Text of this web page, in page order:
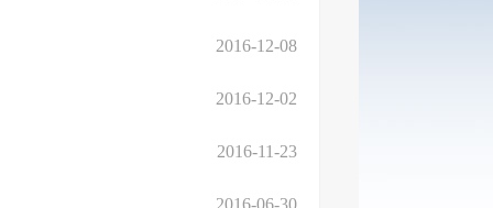
2016-12-08
2016-12-02
2016-11-23
2016-06-30